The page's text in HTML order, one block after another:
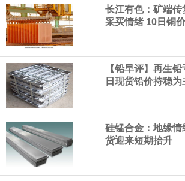
因素，有序推进煤炭资源开发。西部资源
划，完善上下游开发利用体系，提升跨区
进山西、蒙西、蒙东、陕北、新疆煤炭供
规划建设一批大型现代化煤矿，提升规模
年，五大煤炭供应保障基地产量占全国
筹本地区用能需求，合理控制开发节奏，
长江有色：矿端
采买情绪 10日铜
【铅早评】再生
日现货铅价持稳为
硅锰合金：地缘
货迎来短期抬升